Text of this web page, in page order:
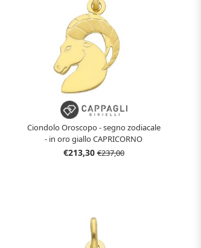
Ciondolo Oroscopo - segno zodiacale
- in oro giallo CAPRICORNO
€213,30€237,00